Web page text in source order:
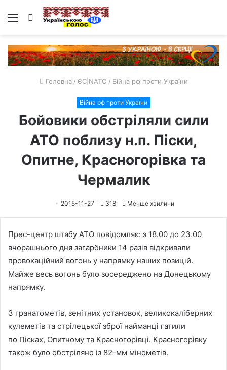
Меню Пошук
Головна / ЄС|NATO / Війна рф проти України
Війна рф проти України
Бойовики обстріляли сили
АТО поблизу н.п. Піски,
Опитне, Красногорівка та
Чермалик
2015-11-27 318 Менше хвилини
Прес-центр штабу АТО повідомляє: з 18.00 до 23.00
вчорашнього дня загарбники 14 разів відкривали
провокаційний вогонь у напрямку наших позицій.
Майже весь вогонь було зосереджено на Донецькому
напрямку.
З гранатометів, зенітних установок, великокаліберних
кулеметів та стрілецької зброї найманці гатили
по Пісках, Опитному та Красногорівці. Красногорівку
також було обстріляно із 82-мм мінометів.